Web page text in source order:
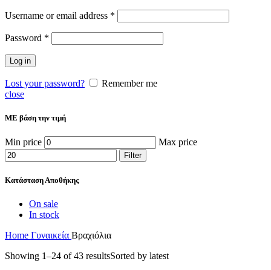
Username or email address *
Password *
Log in
Lost your password?
Remember me
close
ΜΕ βάση την τιμή
Min price Max price
Filter
Κατάσταση Αποθήκης
On sale
In stock
Home Γυναικεία Βραχιόλια
Showing 1–24 of 43 resultsSorted by latest